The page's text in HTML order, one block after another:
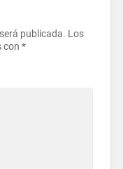
publicada. Los
con *